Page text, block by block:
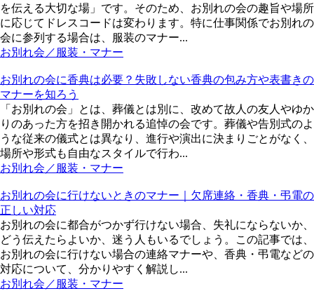
を伝える大切な場」です。そのため、お別れの会の趣旨や場所
に応じてドレスコードは変わります。特に仕事関係でお別れの
会に参列する場合は、服装のマナー...
お別れ会／服装・マナー
お別れの会に香典は必要？失敗しない香典の包み方や表書きの
マナーを知ろう
「お別れの会」とは、葬儀とは別に、改めて故人の友人やゆか
りのあった方を招き開かれる追悼の会です。葬儀や告別式のよ
うな従来の儀式とは異なり、進行や演出に決まりごとがなく、
場所や形式も自由なスタイルで行わ...
お別れ会／服装・マナー
お別れの会に行けないときのマナー｜欠席連絡・香典・弔電の
正しい対応
お別れの会に都合がつかず行けない場合、失礼にならないか、
どう伝えたらよいか、迷う人もいるでしょう。この記事では、
お別れの会に行けない場合の連絡マナーや、香典・弔電などの
対応について、分かりやすく解説し...
お別れ会／服装・マナー